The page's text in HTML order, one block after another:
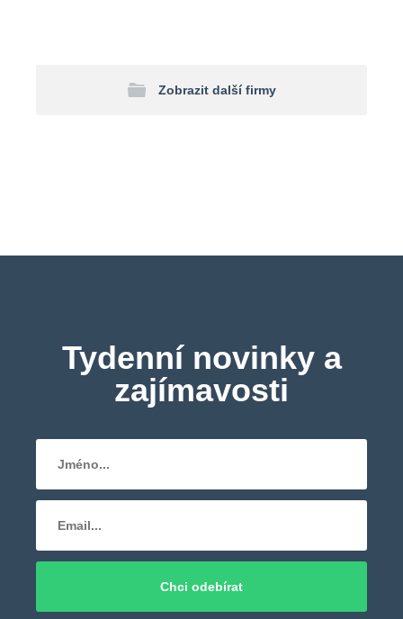
Zobrazit další firmy
Tydenní novinky a
zajímavosti